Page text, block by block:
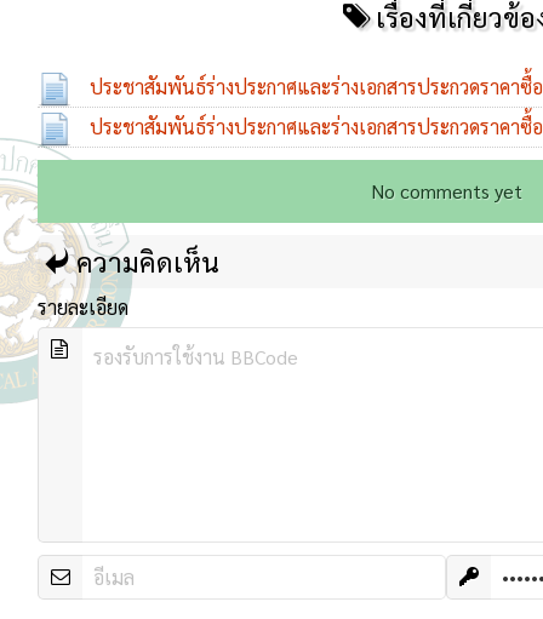
เรื่องที่เกี่ยวข้อ
ประชาสัมพันธ์ร่างประกาศและร่างเอกสารประกวดราค
07 ส.ค. 2568
ประชาสัมพันธ์ร่างประกาศและร่างเอกสารประกวดราค
ล้อ...
07 ส.ค. 2568
No comments yet
ความคิดเห็น
รายละเอียด